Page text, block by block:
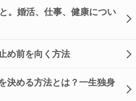
。婚活、仕事、健康につい
め前を向く方法
決める方法とは？一生独身